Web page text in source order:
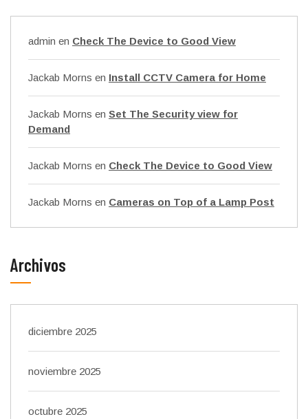
admin en Check The Device to Good View
Jackab Morns en Install CCTV Camera for Home
Jackab Morns en Set The Security view for
Demand
Jackab Morns en Check The Device to Good View
Jackab Morns en Cameras on Top of a Lamp Post
Archivos
diciembre 2025
noviembre 2025
octubre 2025